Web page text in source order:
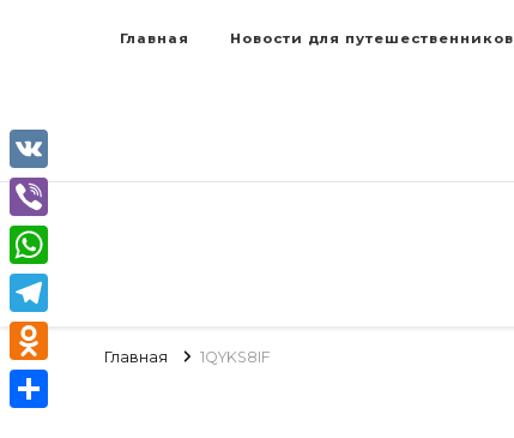
Главная Новости для путешественников
Главная 1QYKS8IF
VK
Viber
WhatsApp
Telegram
Odnoklassniki